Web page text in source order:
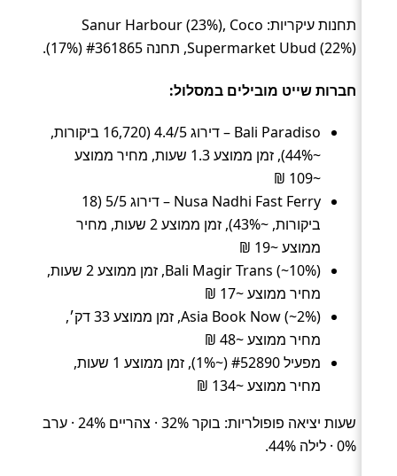
תחנות עיקריות: Sanur Harbour (23%), Coco
Supermarket Ubud (22%), תחנה #361865 (17%).
חברות שייט מובילים במסלול:
Bali Paradiso – דירוג 4.4/5 (16,720 ביקורות,
~44%), זמן ממוצע 1.3 שעות, מחיר ממוצע
~109 ₪
Nusa Nadhi Fast Ferry – דירוג 5/5 (18
ביקורות, ~43%), זמן ממוצע 2 שעות, מחיר
ממוצע ~19 ₪
Bali Magir Trans (~10%), זמן ממוצע 2 שעות,
מחיר ממוצע ~17 ₪
Asia Book Now (~2%), זמן ממוצע 33 דק׳,
מחיר ממוצע ~48 ₪
מפעיל #52890 (~1%), זמן ממוצע 1 שעות,
מחיר ממוצע ~134 ₪
שעות יציאה פופולריות: בוקר 32% · צהריים 24% · ערב
0% · לילה 44%.